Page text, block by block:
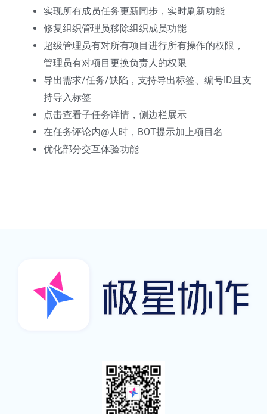
实现所有成员任务更新同步，实时刷新功能
修复组织管理员移除组织成员功能
超级管理员有对所有项目进行所有操作的权限，
管理员有对项目更换负责人的权限
导出需求/任务/缺陷，支持导出标签、编号ID且支
持导入标签
点击查看子任务详情，侧边栏展示
在任务评论内@人时，BOT提示加上项目名
优化部分交互体验功能